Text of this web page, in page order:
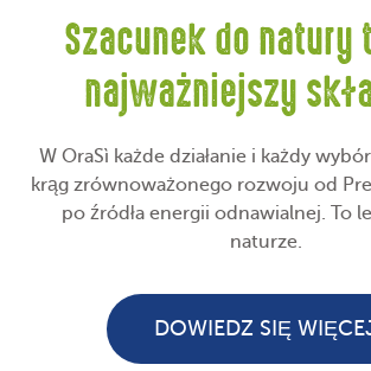
Szacunek do natury
najważniejszy
W OraSì każde działanie i każdy
krąg zrównoważonego rozwoju od
po źródła energii odnawialnej. To
naturze.
DOWIEDZ SIĘ